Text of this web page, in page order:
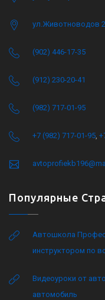
ул.Животноводов
(902) 446-17-35
(912) 230-20-41
(982) 717-01-95
+7 (982) 717-01-95,
Популярные
Автошкола
инструктором по
Видеоуроки от
автомобиль